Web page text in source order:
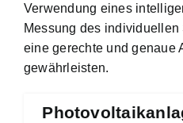
Verwendung eines
Messung des
eine gerechte und genaue
gewährleisten.